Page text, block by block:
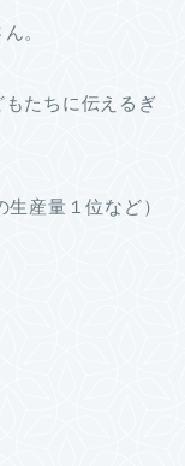
。
たちに伝えるぎ
産量１位など）